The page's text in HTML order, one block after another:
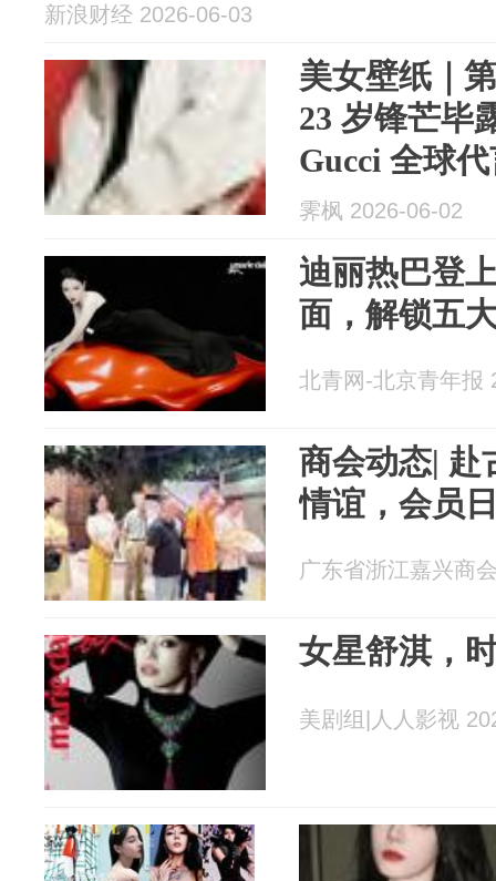
新浪财经 2026-06-03
美女壁纸｜
23 岁锋芒毕
Gucci 全球
霁枫 2026-06-02
迪丽热巴登
面，解锁五
北青网-北京青年报
商会动态| 赴
情谊，会员
广东省浙江嘉兴商
女星舒淇，
美剧组|人人影视